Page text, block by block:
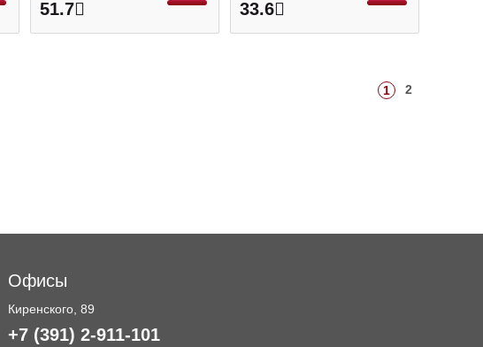
51.7 33.6
1 2
Офисы
Киренского, 89
+7 (391) 2-911-101